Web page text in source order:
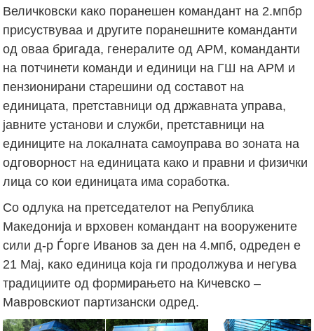
Величковски како поранешен командант на 2.мпбр
присуствуваа и другите поранешните команданти
од оваа бригада, генералите од АРМ, команданти
на потчинети команди и единици на ГШ на АРМ и
пензионирани старешини од составот на
единицата, претставници од државната управа,
јавните установи и служби, претставници на
единиците на локалната самоуправа во зоната на
одговорност на единицата како и правни и физички
лица со кои единицата има соработка.
Со одлука на претседателот на Република
Македонија и врховен командант на вооружените
сили д-р Ѓорге Иванов за ден на 4.мпб, одреден е
21 Мај, како единица која ги продолжува и негува
традициите од формирањето на Кичевско –
Мавровскиот партизански одред.